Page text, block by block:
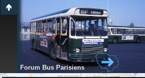
Forum Bus Parisiens